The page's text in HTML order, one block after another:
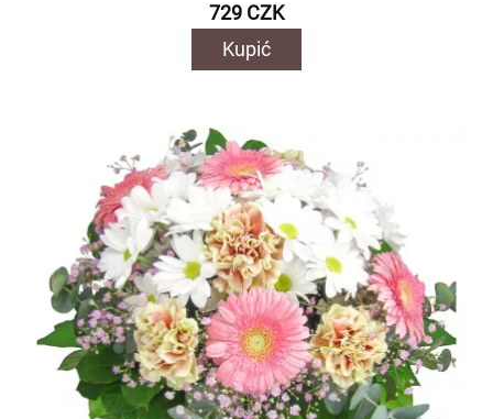
729 CZK
Kupić